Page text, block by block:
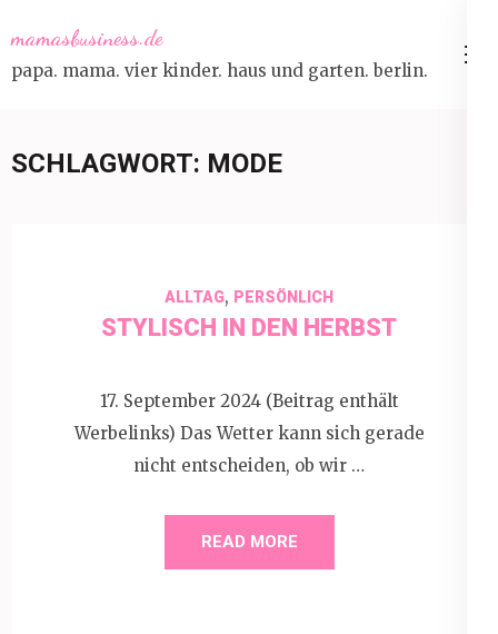
to
content
mamasbusiness.de
papa. mama. vier kinder. haus und garten. berlin.
SCHLAGWORT: MODE
ALLTAG, PERSÖNLICH
STYLISCH IN DEN HERBST
17. September 2024 (Beitrag enthält
Werbelinks) Das Wetter kann sich gerade
nicht entscheiden, ob wir …
READ MORE